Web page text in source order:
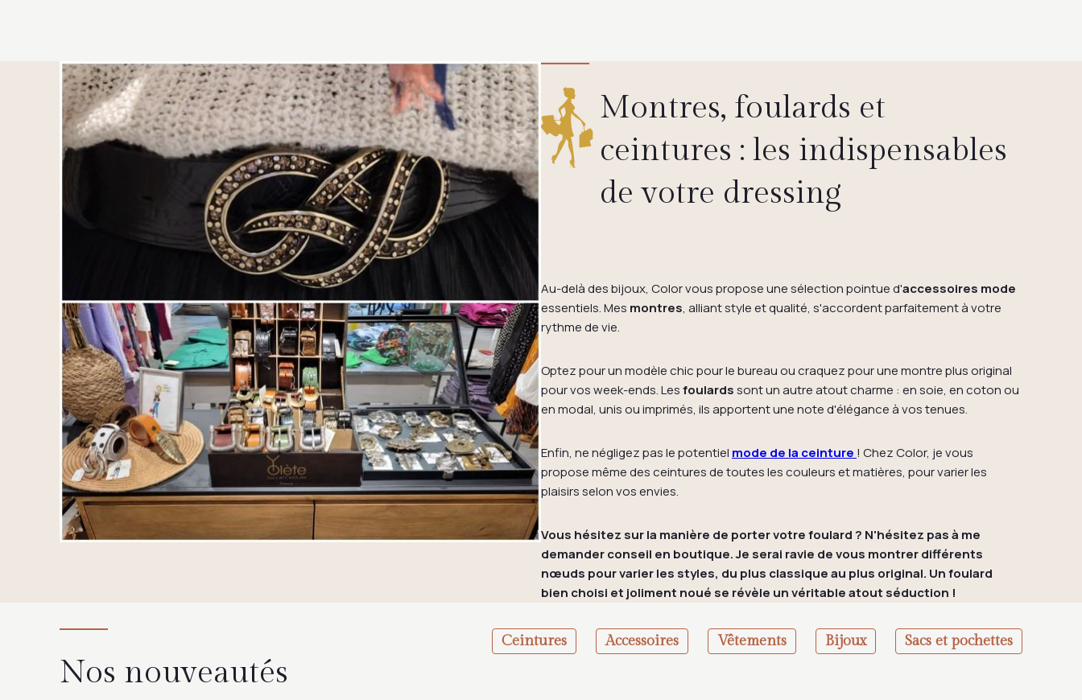
Montres, foulards et
ceintures : les indispensables
de votre dressing
Au-delà des bijoux, Color vous propose une sélection pointue d'accessoires mode
essentiels. Mes montres, alliant style et qualité, s'accordent parfaitement à votre
rythme de vie.
Optez pour un modèle chic pour le bureau ou craquez pour une montre plus original
pour vos week-ends. Lesfoulardssont un autre atout charme : en soie, en coton ou
en modal, unis ou imprimés, ils apportent une note d'élégance à vos tenues.
Enfin, ne négligez pas le potentiel mode de la ceinture ! Chez Color, je vous
propose même des ceintures de toutes les couleurs et matières, pour varier les
plaisirs selon vos envies.
Vous hésitez sur la manière de porter votre foulard ? N'hésitez pas à me
demander conseil en boutique. Je serai ravie de vous montrer différents
nœuds pour varier les styles, du plus classique au plus original. Un foulard
bien choisi et joliment noué se révèle un véritable atout séduction !
Nos nouveautés
Ceintures Accessoires Vêtements Bijoux Sacs et pochettes